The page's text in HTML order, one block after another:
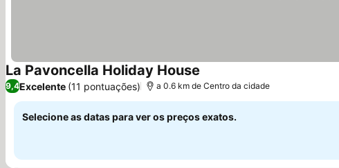
La Pavoncella Holiday House
9,4Excelente (11 pontuações) a 0.6 km de Centro da cidade
Selecione as datas para ver os preços exatos.